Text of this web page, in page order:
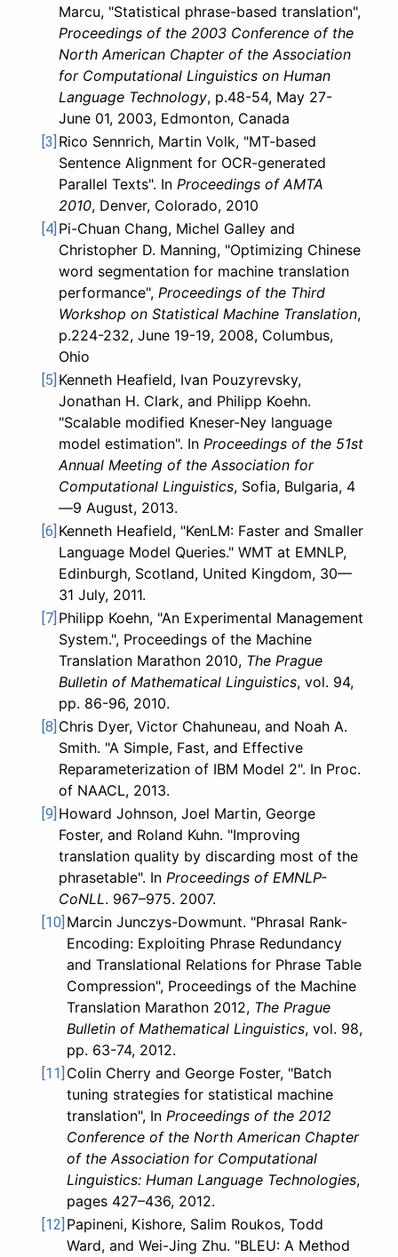
Marcu, "Statistical phrase-based translation",
Proceedings of the 2003 Conference of the
North American Chapter of the Association
for Computational Linguistics on Human
Language Technology, p.48-54, May 27-
June 01, 2003, Edmonton, Canada
[3] Rico Sennrich, Martin Volk, "MT-based
Sentence Alignment for OCR-generated
Parallel Texts". In Proceedings of AMTA
2010, Denver, Colorado, 2010
[4] Pi-Chuan Chang, Michel Galley and
Christopher D. Manning, "Optimizing Chinese
word segmentation for machine translation
performance", Proceedings of the Third
Workshop on Statistical Machine Translation,
p.224-232, June 19-19, 2008, Columbus,
Ohio
[5] Kenneth Heafield, Ivan Pouzyrevsky,
Jonathan H. Clark, and Philipp Koehn.
"Scalable modified Kneser-Ney language
model estimation". In Proceedings of the 51st
Annual Meeting of the Association for
Computational Linguistics, Sofia, Bulgaria, 4
—9 August, 2013.
[6] Kenneth Heafield, "KenLM: Faster and Smaller
Language Model Queries." WMT at EMNLP,
Edinburgh, Scotland, United Kingdom, 30—
31 July, 2011.
[7] Philipp Koehn, "An Experimental Management
System.", Proceedings of the Machine
Translation Marathon 2010, The Prague
Bulletin of Mathematical Linguistics, vol. 94,
pp. 86-96, 2010.
[8] Chris Dyer, Victor Chahuneau, and Noah A.
Smith. "A Simple, Fast, and Effective
Reparameterization of IBM Model 2". In Proc.
of NAACL, 2013.
[9] Howard Johnson, Joel Martin, George
Foster, and Roland Kuhn. "Improving
translation quality by discarding most of the
phrasetable". In Proceedings of EMNLP-
CoNLL. 967–975. 2007.
[10] Marcin Junczys-Dowmunt. "Phrasal Rank-
Encoding: Exploiting Phrase Redundancy
and Translational Relations for Phrase Table
Compression", Proceedings of the Machine
Translation Marathon 2012, The Prague
Bulletin of Mathematical Linguistics, vol. 98,
pp. 63-74, 2012.
[11] Colin Cherry and George Foster, "Batch
tuning strategies for statistical machine
translation", In Proceedings of the 2012
Conference of the North American Chapter
of the Association for Computational
Linguistics: Human Language Technologies,
pages 427–436, 2012.
[12] Papineni, Kishore, Salim Roukos, Todd
Ward, and Wei-Jing Zhu. "BLEU: A Method